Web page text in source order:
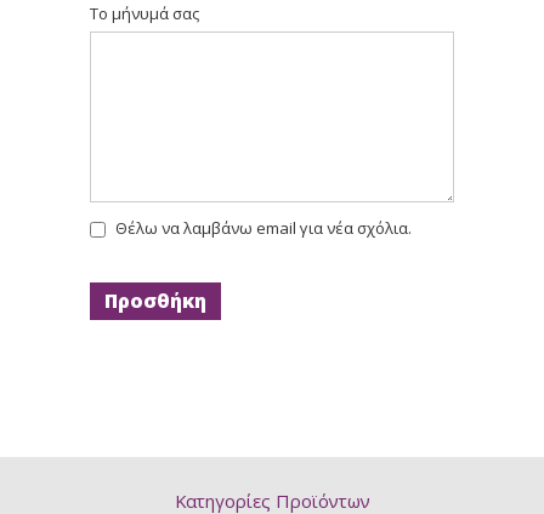
Το μήνυμά σας
Θέλω να λαμβάνω email για νέα σχόλια.
Κατηγορίες Προϊόντων